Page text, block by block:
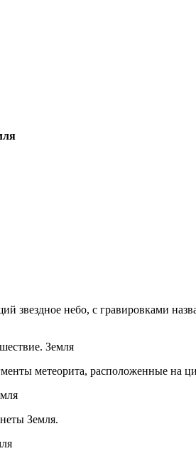
звездное небо, с гравировками
метеорита, расположенные на
Земля.